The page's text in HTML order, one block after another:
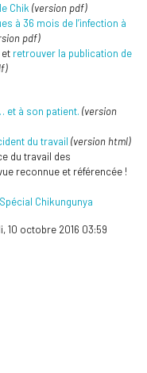
Chik (version pdf)
à 36 mois de l’infection à
pdf)
et retrouver la publication de
et à son patient. (version
du travail (version html)
du travail des
reconnue et référencée !
Chikungunya
10 octobre 2016 03:59